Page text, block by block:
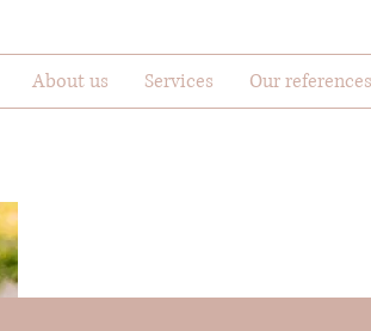
About us Services Our references